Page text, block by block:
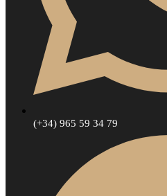
(+34) 965 59 34 79